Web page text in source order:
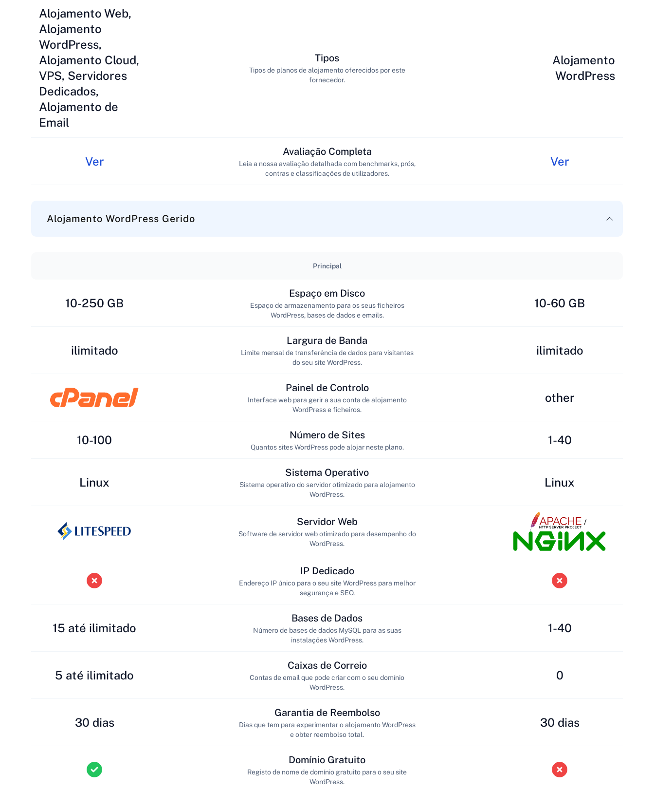
Alojamento Web,
Alojamento
WordPress,
Alojamento Cloud,
VPS, Servidores
Dedicados,
Alojamento de
Email
Tipos
Tipos de planos de alojamento oferecidos por este
fornecedor.
Alojamento
WordPress
Ver
Avaliação Completa
Leia a nossa avaliação detalhada com benchmarks, prós,
contras e classificações de utilizadores.
Ver
Alojamento WordPress Gerido
Principal
10-250 GB
Espaço em Disco
Espaço de armazenamento para os seus ficheiros
WordPress, bases de dados e emails.
10-60 GB
ilimitado
Largura de Banda
Limite mensal de transferência de dados para visitantes
do seu site WordPress.
ilimitado
Painel de Controlo
Interface web para gerir a sua conta de alojamento
WordPress e ficheiros.
other
10-100 Número de Sites
Quantos sites WordPress pode alojar neste plano.
1-40
Linux
Sistema Operativo
Sistema operativo do servidor otimizado para alojamento
WordPress.
Linux
Servidor Web
Software de servidor web otimizado para desempenho do
WordPress.
/
IP Dedicado
Endereço IP único para o seu site WordPress para melhor
segurança e SEO.
15 até ilimitado
Bases de Dados
Número de bases de dados MySQL para as suas
instalações WordPress.
1-40
5 até ilimitado
Caixas de Correio
Contas de email que pode criar com o seu domínio
WordPress.
0
30 dias
Garantia de Reembolso
Dias que tem para experimentar o alojamento WordPress
e obter reembolso total.
30 dias
Domínio Gratuito
Registo de nome de domínio gratuito para o seu site
WordPress.